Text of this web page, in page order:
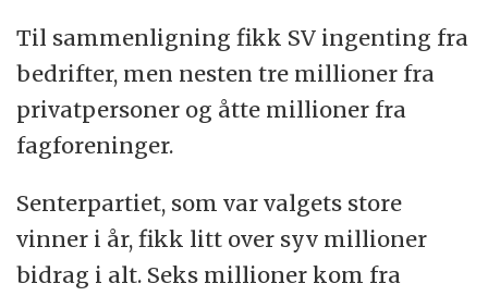
Til sammenligning fikk SV ingenting fra
bedrifter, men nesten tre millioner fra
privatpersoner og åtte millioner fra
fagforeninger.
Senterpartiet, som var valgets store
vinner i år, fikk litt over syv millioner
bidrag i alt. Seks millioner kom fra